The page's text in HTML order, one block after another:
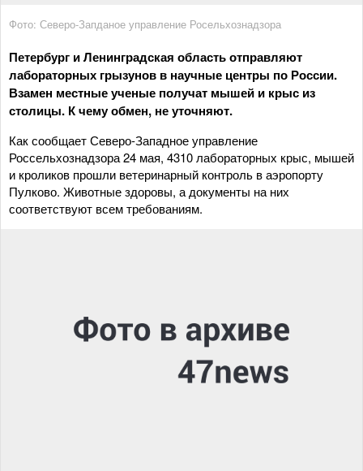
Фото: Северо-Запданое управление Росельхознадзора
Петербург и Ленинградская область отправляют
лабораторных грызунов в научные центры по России.
Взамен местные ученые получат мышей и крыс из
столицы. К чему обмен, не уточняют.
Как сообщает Северо-Западное управление
Россельхознадзора 24 мая, 4310 лабораторных крыс, мышей
и кроликов прошли ветеринарный контроль в аэропорту
Пулково. Животные здоровы, а документы на них
соответствуют всем требованиям.